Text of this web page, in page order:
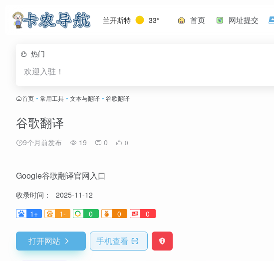
兰开斯特 33° 首页 网址提交
热门
欢迎入驻！
首页 • 常用工具 • 文本与翻译 • 谷歌翻译
谷歌翻译
9个月前发布 19 0 0
Google谷歌翻译官网入口
收录时间：
2025-11-12
1+
1- 0 0 0
打开网站 手机查看